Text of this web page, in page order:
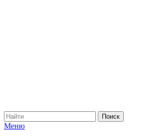
Меню